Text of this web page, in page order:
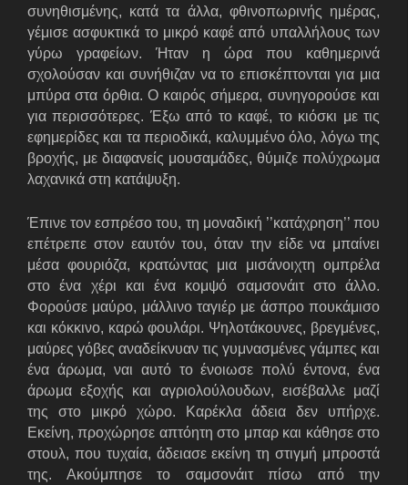
συνηθισμένης, κατά τα άλλα, φθινοπωρινής ημέρας,
γέμισε ασφυκτικά το μικρό καφέ από υπαλλήλους των
γύρω γραφείων. Ήταν η ώρα που καθημερινά
σχολούσαν και συνήθιζαν να το επισκέπτονται για μια
μπύρα στα όρθια. Ο καιρός σήμερα, συνηγορούσε και
για περισσότερες. Έξω από το καφέ, το κιόσκι με τις
εφημερίδες και τα περιοδικά, καλυμμένο όλο, λόγω της
βροχής, με διαφανείς μουσαμάδες, θύμιζε πολύχρωμα
λαχανικά στη κατάψυξη.
Έπινε τον εσπρέσο του, τη μοναδική ’’κατάχρηση’’ που
επέτρεπε στον εαυτόν του, όταν την είδε να μπαίνει
μέσα φουριόζα, κρατώντας μια μισάνοιχτη ομπρέλα
στο ένα χέρι και ένα κομψό σαμσονάιτ στο άλλο.
Φορούσε μαύρο, μάλλινο ταγιέρ με άσπρο πουκάμισο
και κόκκινο, καρώ φουλάρι. Ψηλοτάκουνες, βρεγμένες,
μαύρες γόβες αναδείκνυαν τις γυμνασμένες γάμπες και
ένα άρωμα, ναι αυτό το ένοιωσε πολύ έντονα, ένα
άρωμα εξοχής και αγριολούλουδων, εισέβαλλε μαζί
της στο μικρό χώρο. Καρέκλα άδεια δεν υπήρχε.
Εκείνη, προχώρησε απτόητη στο μπαρ και κάθησε στο
στουλ, που τυχαία, άδειασε εκείνη τη στιγμή μπροστά
της. Ακούμπησε το σαμσονάιτ πίσω από την